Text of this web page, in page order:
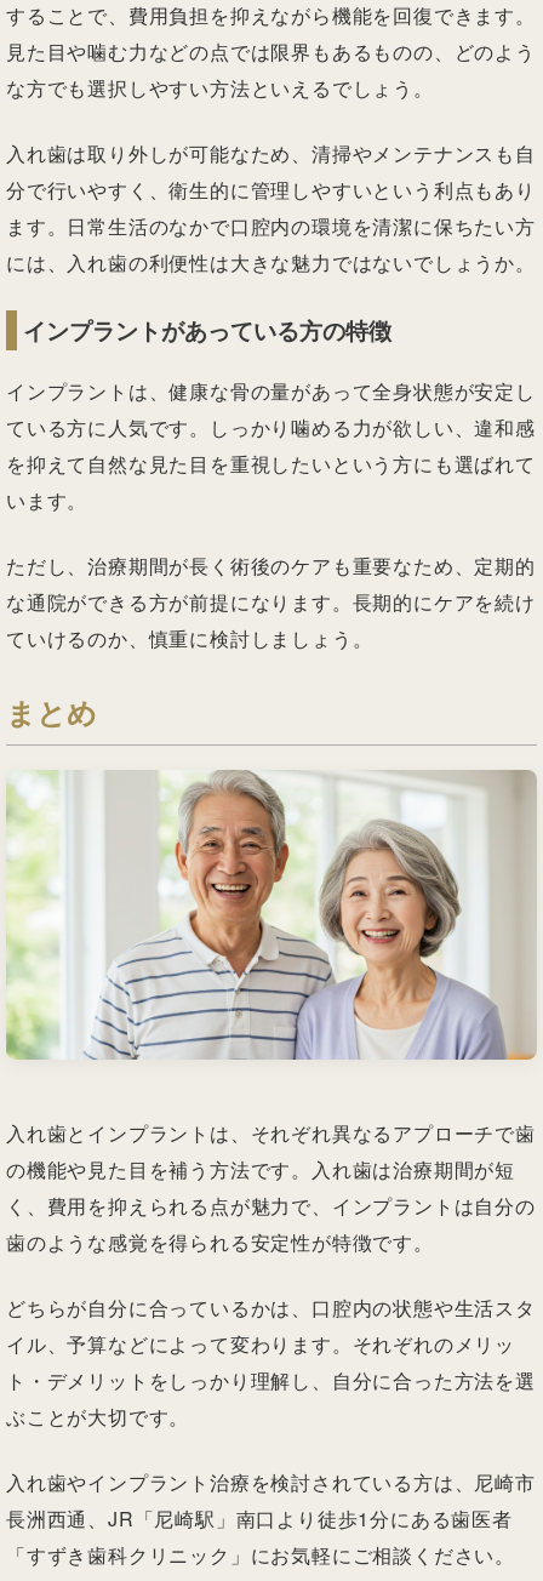
することで、費用負担を抑えながら機能を回復できます。
見た目や噛む力などの点では限界もあるものの、どのよう
な方でも選択しやすい方法といえるでしょう。
入れ歯は取り外しが可能なため、清掃やメンテナンスも自
分で行いやすく、衛生的に管理しやすいという利点もあり
ます。日常生活のなかで口腔内の環境を清潔に保ちたい方
には、入れ歯の利便性は大きな魅力ではないでしょうか。
インプラントがあっている方の特徴
インプラントは、健康な骨の量があって全身状態が安定し
ている方に人気です。しっかり噛める力が欲しい、違和感
を抑えて自然な見た目を重視したいという方にも選ばれて
います。
ただし、治療期間が長く術後のケアも重要なため、定期的
な通院ができる方が前提になります。長期的にケアを続け
ていけるのか、慎重に検討しましょう。
まとめ
入れ歯とインプラントは、それぞれ異なるアプローチで歯
の機能や見た目を補う方法です。入れ歯は治療期間が短
く、費用を抑えられる点が魅力で、インプラントは自分の
歯のような感覚を得られる安定性が特徴です。
どちらが自分に合っているかは、口腔内の状態や生活スタ
イル、予算などによって変わります。それぞれのメリッ
ト・デメリットをしっかり理解し、自分に合った方法を選
ぶことが大切です。
入れ歯やインプラント治療を検討されている方は、尼崎市
長洲西通、JR「尼崎駅」南口より徒歩1分にある歯医者
「すずき歯科クリニック」にお気軽にご相談ください。